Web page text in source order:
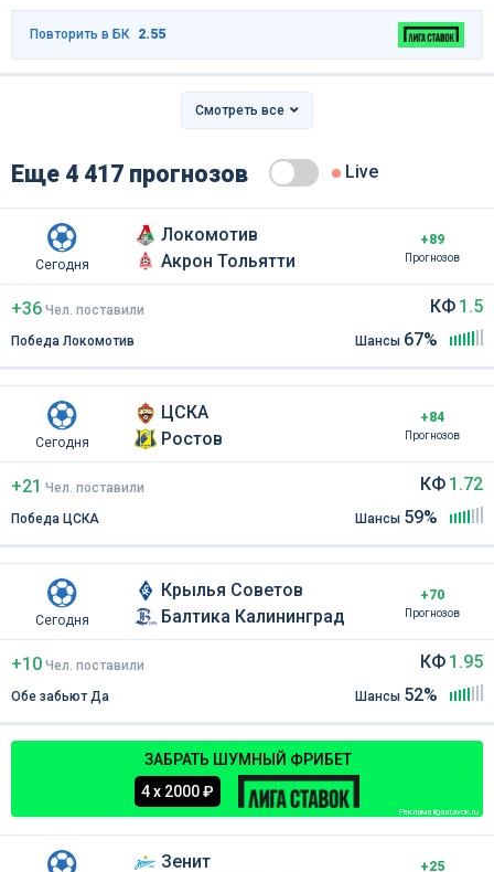
Повторить в БК 2.55
Смотреть все
Еще 4 417 прогнозов Live
Сегодня
Локомотив
Акрон Тольятти
+89
Прогнозов
+36 Чел поставили
Победа Локомотив
КФ 1.5
Шансы 67%
Сегодня
ЦСКА
Ростов
+84
Прогнозов
+21 Чел поставили
Победа ЦСКА
КФ 1.72
Шансы 59%
Сегодня
Крылья Советов
Балтика Калининград
+70
Прогнозов
+10 Чел поставили
Обе забьют Да
КФ 1.95
Шансы 52%
ЗАБРАТЬ ШУМНЫЙ ФРИБЕТ
4 х 2000 ₽
Реклама ligastavok.ru
Зенит
+25